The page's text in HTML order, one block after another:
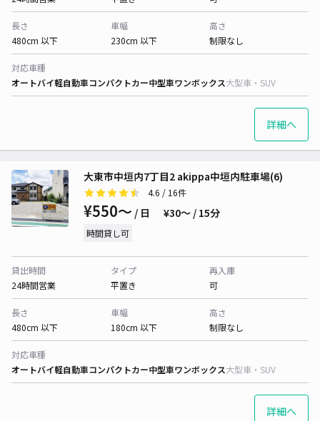
長さ
480cm 以下
車幅
230cm 以下
高さ
制限なし
対応車種
オートバイ軽自動車コンパクトカー中型車ワンボックス大型車・SUV
詳細へ
大東市中垣内7丁目2 akippa中垣内駐車場(6)
4.6 / 16件
¥550〜 / 日 ¥30〜 / 15分
時間貸し可
貸出時間
24時間営業
タイプ
平置き
再入庫
可
長さ
480cm 以下
車幅
180cm 以下
高さ
制限なし
対応車種
オートバイ軽自動車コンパクトカー中型車ワンボックス大型車・SUV
詳細へ